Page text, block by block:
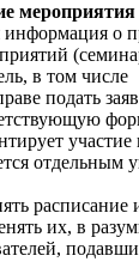
мероприятия
информация о
в том числе
подать
отдельным
расписание
их, в